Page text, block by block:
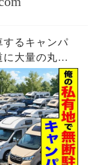
するキャンパ
大量の丸太